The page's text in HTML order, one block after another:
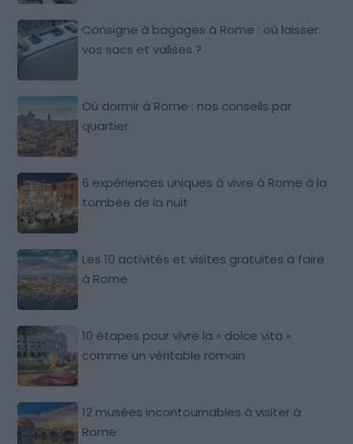
Consigne à bagages à Rome : où laisser
vos sacs et valises ?
Où dormir à Rome : nos conseils par
quartier
6 expériences uniques à vivre à Rome à la
tombée de la nuit
Les 10 activités et visites gratuites à faire
à Rome
10 étapes pour vivre la « dolce vita »
comme un véritable romain
12 musées incontournables à visiter à
Rome